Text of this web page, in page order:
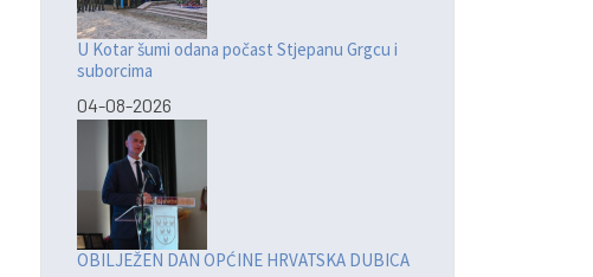
U Kotar šumi odana počast Stjepanu Grgcu i
suborcima
04-08-2026
OBILJEŽEN DAN OPĆINE HRVATSKA DUBICA